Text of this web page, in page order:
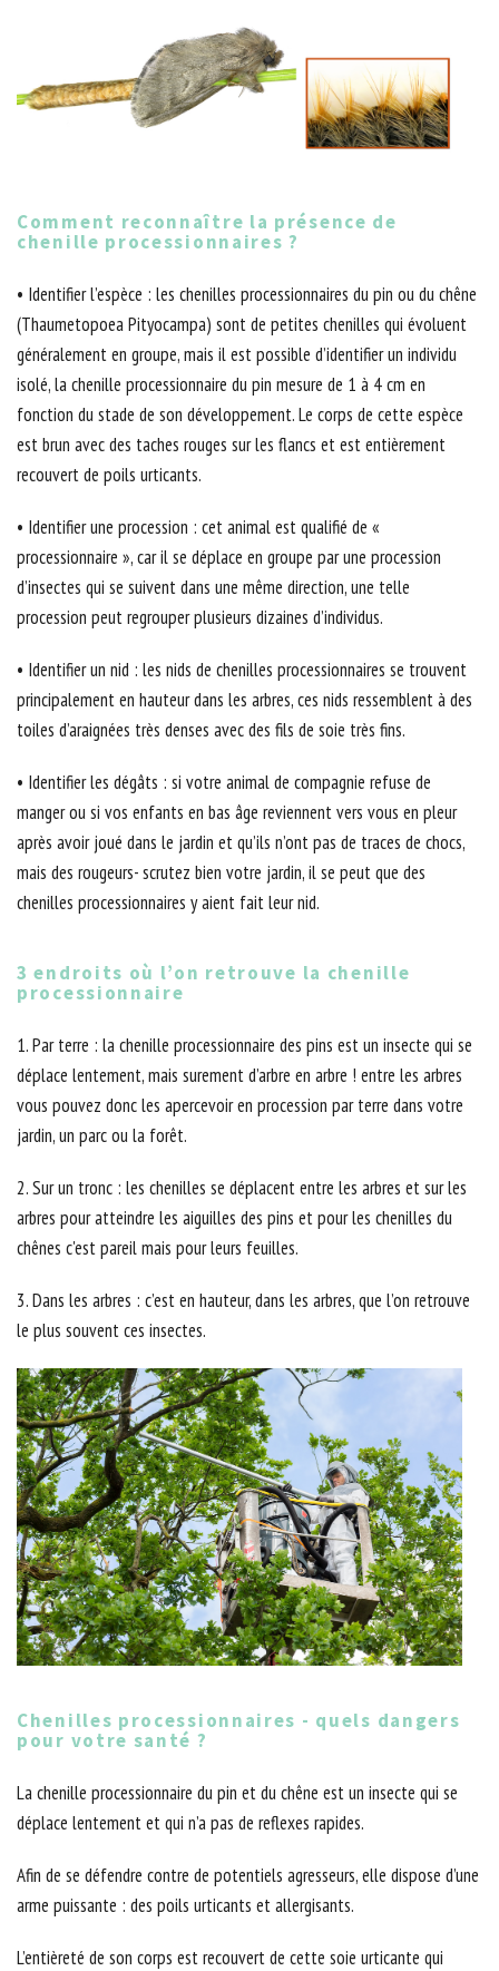
Comment reconnaître la présence de
chenille processionnaires ?
• Identifier l’espèce : les chenilles processionnaires du pin ou du chêne
(Thaumetopoea Pityocampa) sont de petites chenilles qui évoluent
généralement en groupe, mais il est possible d’identifier un individu
isolé, la chenille processionnaire du pin mesure de 1 à 4 cm en
fonction du stade de son développement. Le corps de cette espèce
est brun avec des taches rouges sur les flancs et est entièrement
recouvert de poils urticants.
• Identifier une procession : cet animal est qualifié de «
processionnaire », car il se déplace en groupe par une procession
d’insectes qui se suivent dans une même direction, une telle
procession peut regrouper plusieurs dizaines d’individus.
• Identifier un nid : les nids de chenilles processionnaires se trouvent
principalement en hauteur dans les arbres, ces nids ressemblent à des
toiles d’araignées très denses avec des fils de soie très fins.
• Identifier les dégâts : si votre animal de compagnie refuse de
manger ou si vos enfants en bas âge reviennent vers vous en pleur
après avoir joué dans le jardin et qu’ils n’ont pas de traces de chocs,
mais des rougeurs- scrutez bien votre jardin, il se peut que des
chenilles processionnaires y aient fait leur nid.
3 endroits où l’on retrouve la chenille
processionnaire
1. Par terre : la chenille processionnaire des pins est un insecte qui se
déplace lentement, mais surement d’arbre en arbre ! entre les arbres
vous pouvez donc les apercevoir en procession par terre dans votre
jardin, un parc ou la forêt.
2. Sur un tronc : les chenilles se déplacent entre les arbres et sur les
arbres pour atteindre les aiguilles des pins et pour les chenilles du
chênes c'est pareil mais pour leurs feuilles.
3. Dans les arbres : c’est en hauteur, dans les arbres, que l’on retrouve
le plus souvent ces insectes.
Chenilles processionnaires - quels dangers
pour votre santé ?
La chenille processionnaire du pin et du chêne est un insecte qui se
déplace lentement et qui n’a pas de reflexes rapides.
Afin de se défendre contre de potentiels agresseurs, elle dispose d’une
arme puissante : des poils urticants et allergisants.
L’entièreté de son corps est recouvert de cette soie urticante qui